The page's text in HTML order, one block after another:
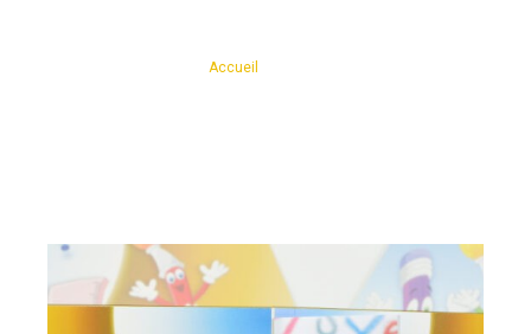
Accueil